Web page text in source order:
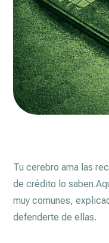
Tu cerebro ama las
de crédito lo
muy comunes,
defenderte de ellas.